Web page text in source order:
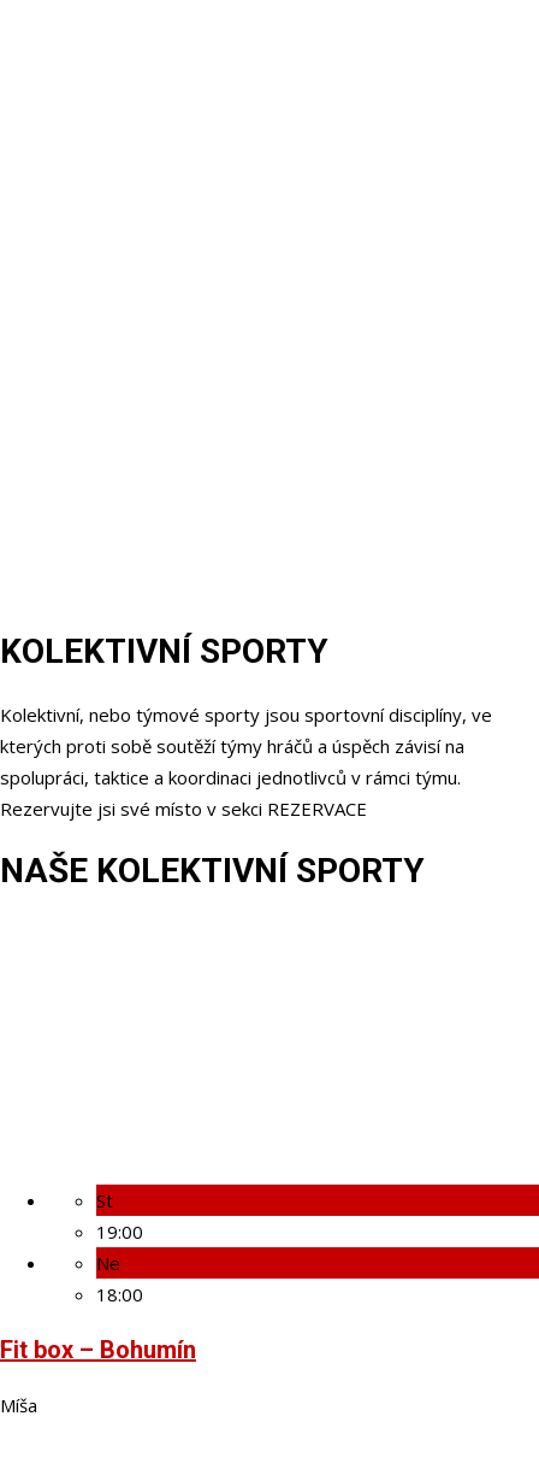
KOLEKTIVNÍ SPORTY
Kolektivní, nebo týmové sporty jsou sportovní disciplíny, ve
kterých proti sobě soutěží týmy hráčů a úspěch závisí na
spolupráci, taktice a koordinaci jednotlivců v rámci týmu.
Rezervujte jsi své místo v sekci REZERVACE
NAŠE KOLEKTIVNÍ SPORTY
St
19:00
Ne
18:00
Fit box – Bohumín
Míša